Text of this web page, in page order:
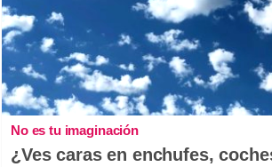
No es tu imaginación
¿Ves caras en enchufes,